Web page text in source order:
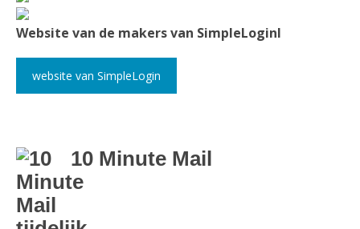
Website van de makers van SimpleLoginl
website van SimpleLogin
10 Minute Mail